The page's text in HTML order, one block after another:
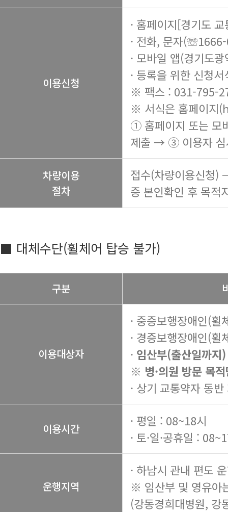
이용신청
· 홈페이지[경기도
· 전화, 문자
· 모바일 앱(경기도
· 등록을 위한 신청
※ 팩스 : 031-795-
※ 서식은 홈페이지(
① 홈페이지 또는 모
제출 → ③ 이용자 심
차량이용
절차
접수(차량이용신청)
증 본인확인 후 목
■ 대체수단(휠체어 탑승 불가)
구분
이용대상자
· 중증보행장애인(휠
· 경증보행장애인(휠
· 임산부(출산일까지)
※ 병·의원 방문 목
· 상기 교통약자 동
이용시간
· 평일 : 08~18시
· 토·일·공휴일 :
운행지역
· 하남시 관내 편도
※ 임산부 및 영유아
(강동경희대병원, 강